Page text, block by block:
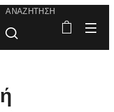
ΑΝΑΖΉΤΗΣΗ